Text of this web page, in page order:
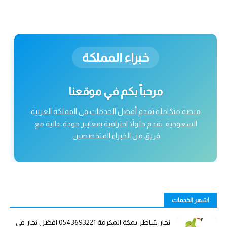
خبراء المملكة
مرحباً بكم في موقعنا
منصة متكاملة تقدم أفضل الخدمات في المملكة العربية
السعودية. نقدم حلولاً احترافية بمعايير جودة عالية مع
فريق من الخبراء المتخصصين.
اشهر الخدمات
نجار شاطر بمكة المكرمة 0543693221 افضل نجار في